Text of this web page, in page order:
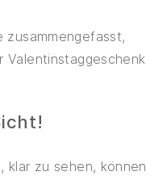
zusammengefasst,
Valentinstaggeschenk
klar zu sehen, können